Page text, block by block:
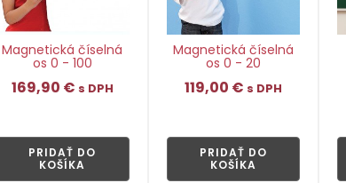
Magnetická číselná
os 0 - 100
169,90 € s DPH
PRIDAŤ DO
KOŠÍKA
Magnetická číselná
os 0 - 20
119,00 € s DPH
PRIDAŤ DO
KOŠÍKA